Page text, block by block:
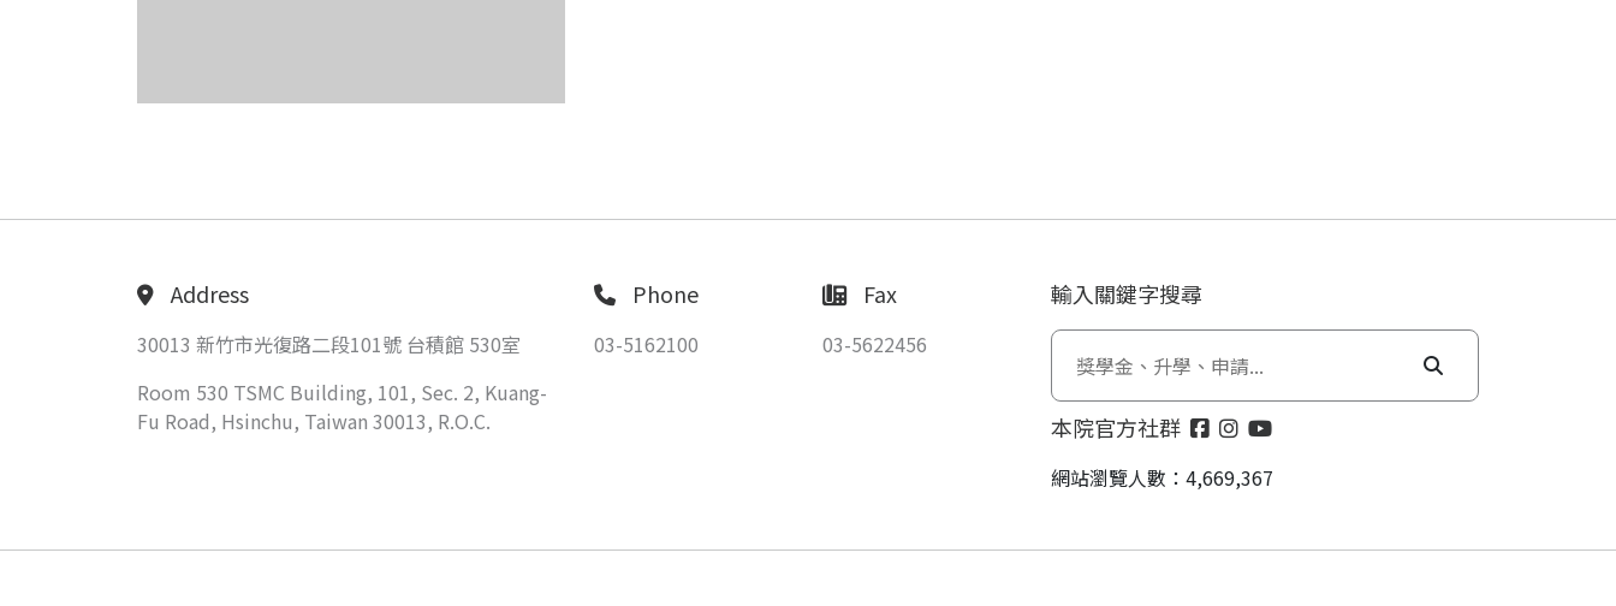
Address
30013 新竹市光復路二段101號 台積館 530室
Room 530 TSMC Building, 101, Sec. 2, Kuang-
Fu Road, Hsinchu, Taiwan 30013, R.O.C.
Phone
03-5162100
Fax
03-5622456
輸入關鍵字搜尋
本院官方社群
網站瀏覽人數：4,669,367